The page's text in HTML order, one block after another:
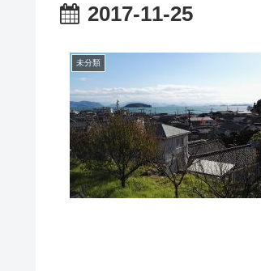
2017-11-25
未分類